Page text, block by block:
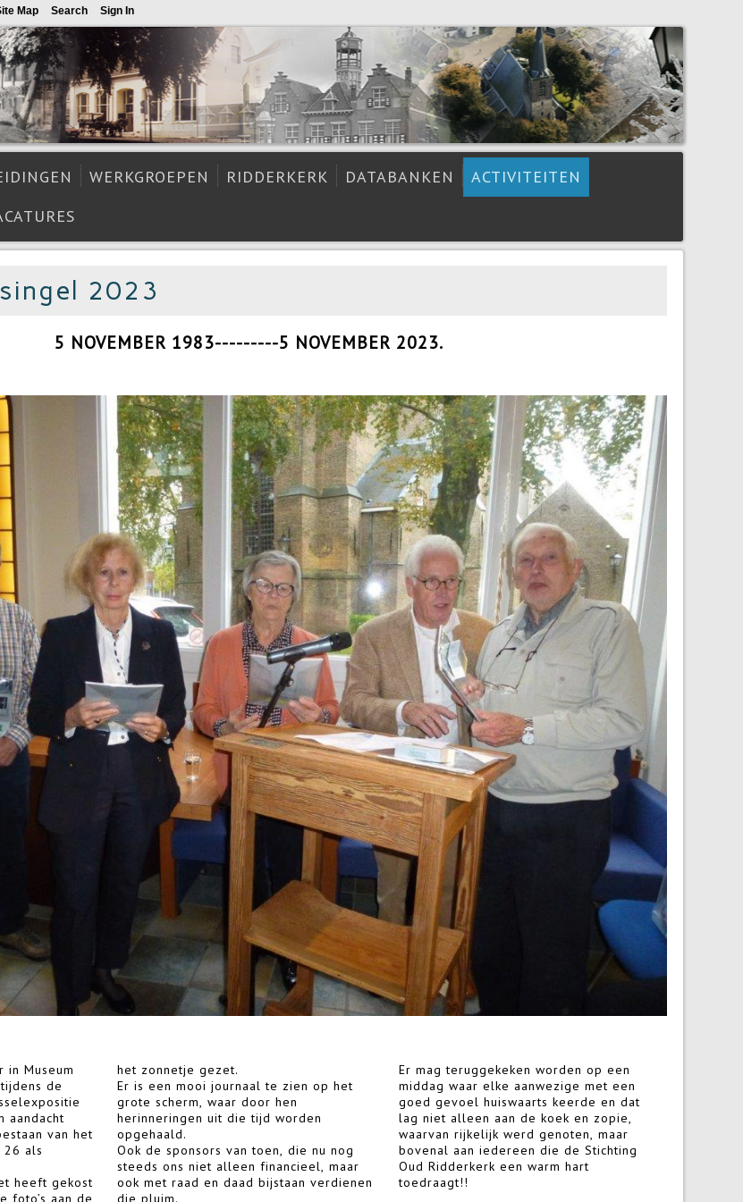
WERKGROEPEN RIDDERKERK DATABANKEN
ACTIVITEITEN
2023
5 NOVEMBER 1983---------5 NOVEMBER 2023.
in Museum
de
aandacht
van het
26 als
heeft gekost
foto’s aan de
het zonnetje gezet.
Er is een mooi journaal te zien op het
grote scherm, waar door hen
herinneringen uit die tijd worden
opgehaald.
Ook de sponsors van toen, die nu nog
steeds ons niet alleen financieel, maar
ook met raad en daad bijstaan verdienen
die pluim.
Er mag teruggekeken worden op een
middag waar elke aanwezige met een
goed gevoel huiswaarts keerde en dat
lag niet alleen aan de koek en zopie,
waarvan rijkelijk werd genoten, maar
bovenal aan iedereen die de Stichting
Oud Ridderkerk een warm hart
toedraagt!!
Map Search Sign In